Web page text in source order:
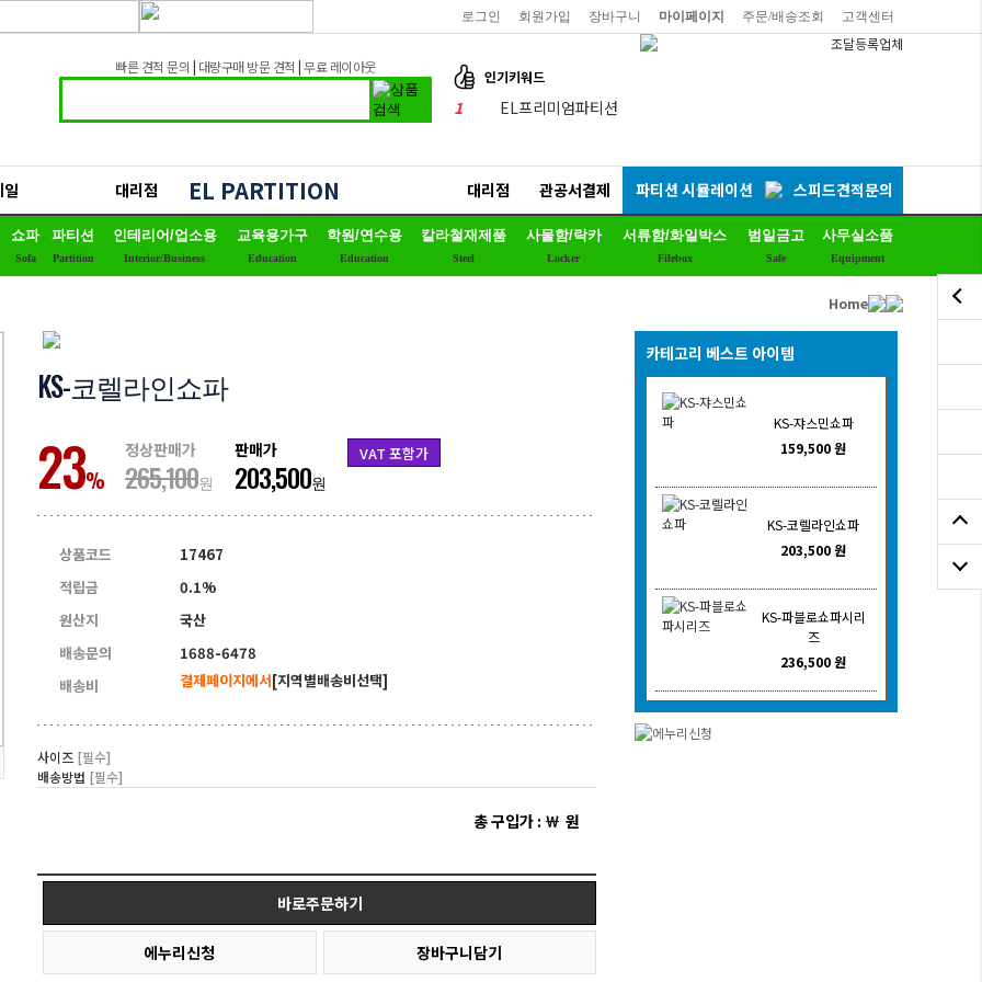
로그인 회원가입 장바구니 마이페이지 주문/배송조회 고객센터
빠른 견적 문의 | 대량구매 방문 견적 |무료 레이아웃
인기키워드
1
EL프리미엄파티션
4
리더풀메쉬의자
5
양면자석파티션
6
하이퍼스
대리점 EL PARTITION 대리점 관공서결제 파티션 시뮬레이션 스피드견적문의
쇼파
Sofa
파티션
Partition
인테리어/업소용
Interior/Business
교육용가구
Education
학원/연수용
Education
칼라철재제품
Steel
사물함/락카
Locker
서류함/화일박스
Filebox
범일금고
Safe
사무실소품
Equipment
Home
KS-코렐라인쇼파
23%
정상판매가
265,100원
판매가
203,500원
VAT 포함가
상품코드
17467
적립금
0.1%
원산지
국산
배송문의
1688-6478
배송비
결제페이지에서[지역별배송비선택]
사이즈 [필수]
배송방법 [필수]
총 구입가 : ￦ 원
바로주문하기
에누리신청 장바구니담기
카테고리 베스트 아이템
KS-쟈스민쇼파
159,500 원
KS-코렐라인쇼파
203,500 원
KS-파블로쇼파시리
즈
236,500 원